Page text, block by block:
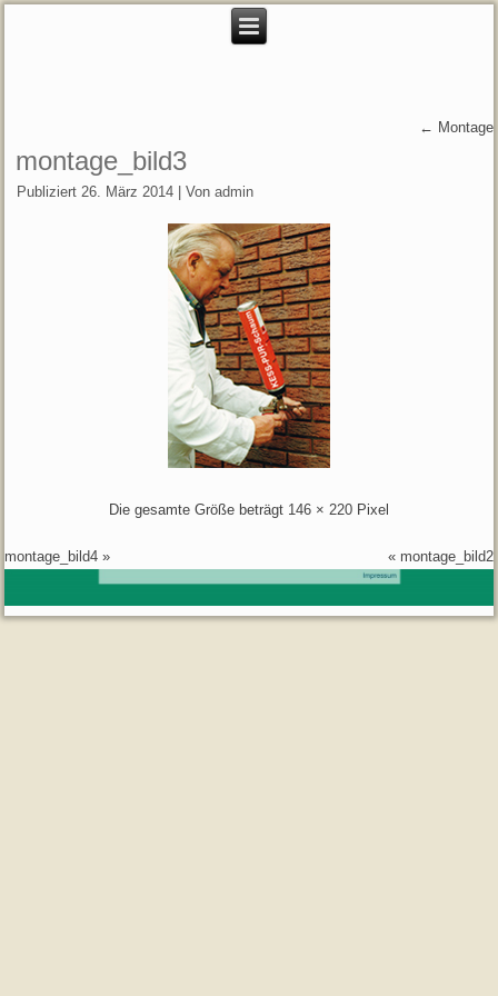
← Montage
montage_bild3
Publiziert 26. März 2014 |Von admin
Die gesamte Größe beträgt 146 × 220 Pixel
montage_bild4 » « montage_bild2